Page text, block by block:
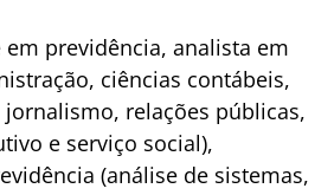
em previdência, analista em
ciências contábeis,
relações públicas,
e serviço social),
(análise de sistemas,